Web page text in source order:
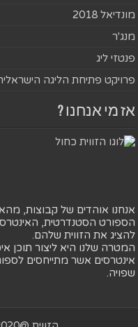
מונדיאל 2018
מנג'ר
פנטזי ליג
פרויקט פתיחת הליגה
אז מי אנחנו ?
אנחנו אוהדים של קבוצות,
הספורט הסטנדרטית,
להציג את הזווית שלהם.
המטרה שלנו היא ליצור תוכן
אינטרסים אשר מתייחסים
שפויה.